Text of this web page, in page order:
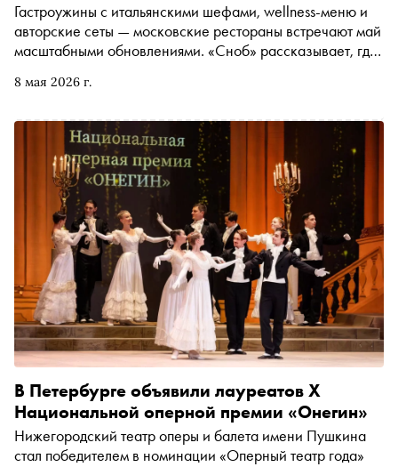
8 мая 2026 г.
Гастроужины с итальянскими шефами, wellness-меню и
авторские сеты — московские рестораны встречают май
масштабными обновлениями. «Сноб» рассказывает, где
В Петербурге объявили лауреатов X
Национальной оперной премии «Онегин»
Нижегородский театр оперы и балета имени Пушкина
стал победителем в номинации «Оперный театр года»